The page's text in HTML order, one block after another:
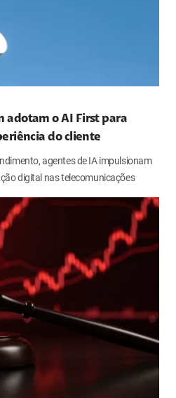
adotam o AI First para
do cliente
agentes de IA impulsionam
digital nas telecomunicações